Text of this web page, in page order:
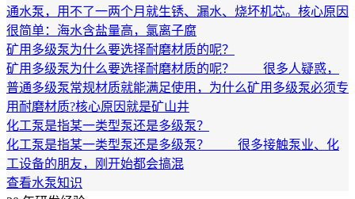
通水泵，用不了一两个月就生锈、漏水、烧坏机芯。核心原因
很简单：海水含盐量高，氯离子腐
矿用多级泵为什么要选择耐磨材质的呢？
矿用多级泵为什么要选择耐磨材质的呢？ 很多人疑惑，
普通多级泵常规材质就能满足使用，为什么矿用多级泵必须专
用耐磨材质?核心原因就是矿山井
化工泵是指某一类型泵还是多级泵？
化工泵是指某一类型泵还是多级泵？ 很多接触泵业、化
工设备的朋友，刚开始都会搞混
查看水泵知识